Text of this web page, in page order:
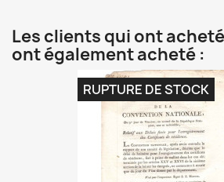
Les clients qui ont
ont également acheté :
RUPTURE DE STOCK